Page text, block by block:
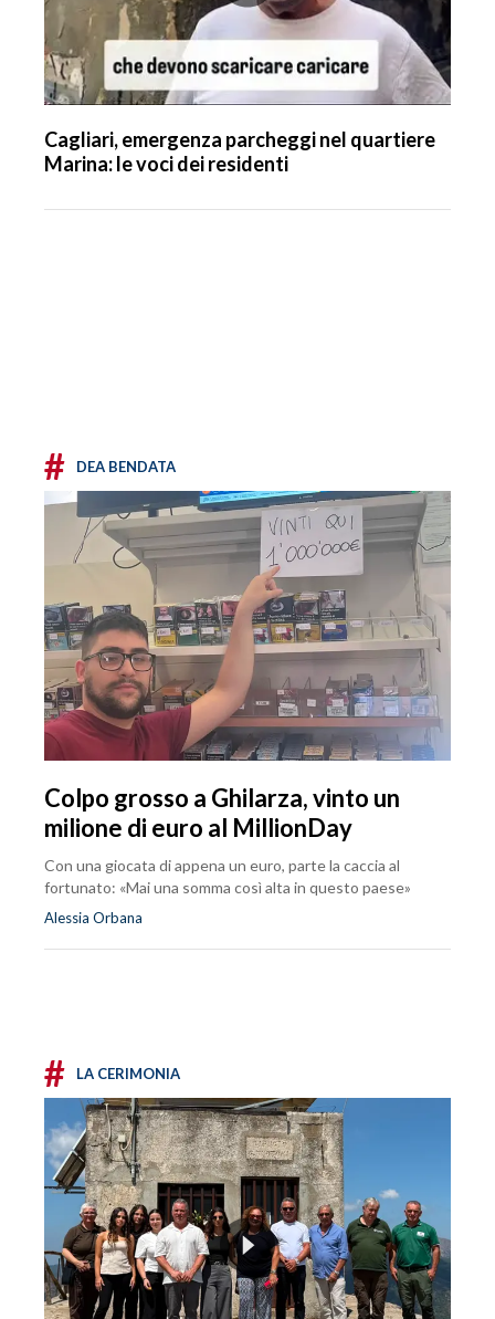
Cagliari, emergenza parcheggi nel quartiere
Marina: le voci dei residenti
# DEA BENDATA
Colpo grosso a Ghilarza, vinto un
milione di euro al MillionDay
Con una giocata di appena un euro, parte la caccia al
fortunato: «Mai una somma così alta in questo paese»
Alessia Orbana
# LA CERIMONIA